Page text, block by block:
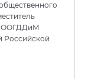
ООГДДиМ
Российской